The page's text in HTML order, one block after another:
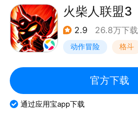
火柴人联盟3
2.9 26.8万下载
动作冒险 格斗
横版过关
官方下载
通过应用宝app下载